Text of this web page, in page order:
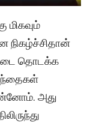
மிகவும்
நிகழ்ச்சிதான்
தொடக்க
அது